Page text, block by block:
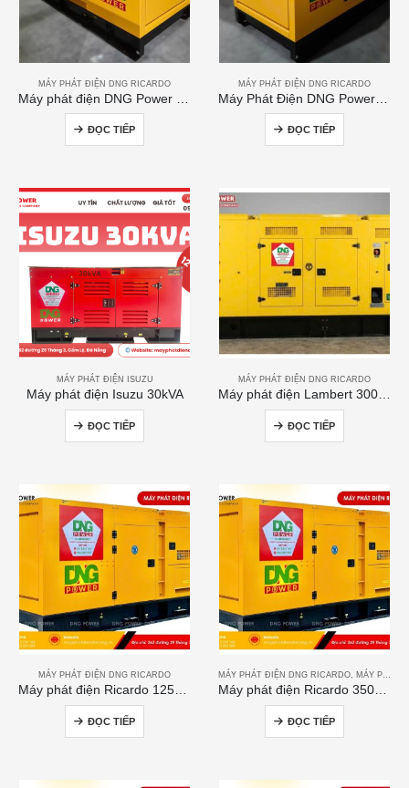
MÁY PHÁT ĐIỆN DNG RICARDO
ĐỌC TIẾP
MÁY PHÁT ĐIỆN DNG RICARDO
ĐỌC TIẾP
MÁY PHÁT ĐIỆN ISUZU
Máy phát điện Isuzu 30kVA
ĐỌC TIẾP
MÁY PHÁT ĐIỆN DNG RICARDO
ĐỌC TIẾP
MÁY PHÁT ĐIỆN DNG RICARDO
Máy phát điện Ricardo 125kVA
ĐỌC TIẾP
MÁY PHÁT ĐIỆN DNG RICARDO, MÁY PHÁT ĐIỆN RICARDO
Máy phát điện Ricardo 350KVA
ĐỌC TIẾP